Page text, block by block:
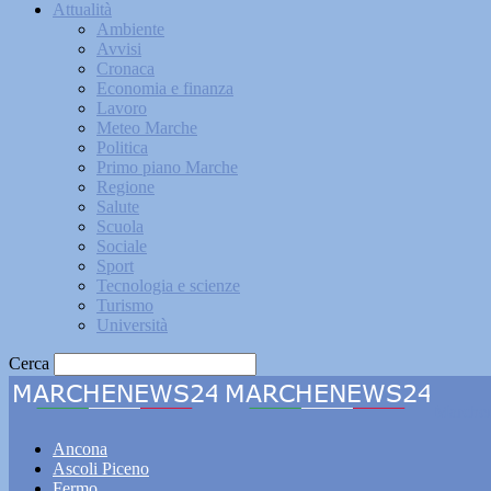
Attualità
Ambiente
Avvisi
Cronaca
Economia e finanza
Lavoro
Meteo Marche
Politica
Primo piano Marche
Regione
Salute
Scuola
Sociale
Sport
Tecnologia e scienze
Turismo
Università
Cerca
Ancona
Ascoli Piceno